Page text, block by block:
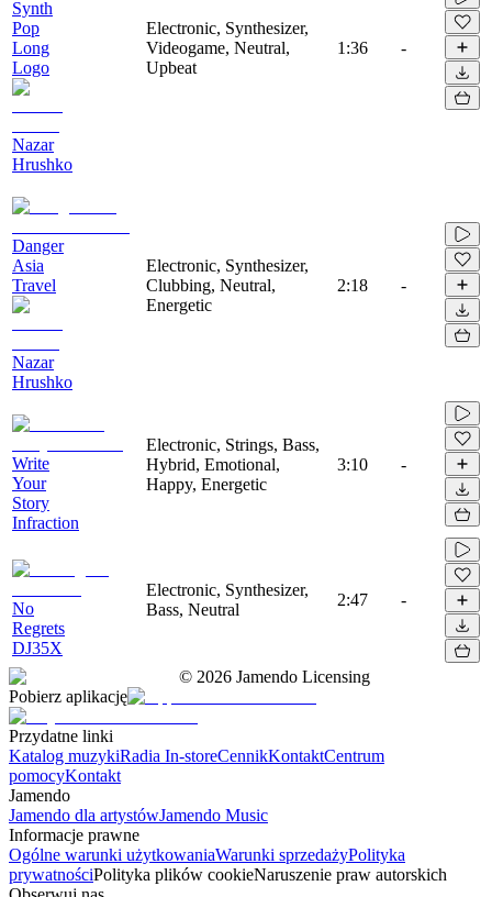
Synth
Pop
Long
Logo
Nazar
Hrushko
Electronic, Synthesizer,
Videogame, Neutral,
Upbeat
1:36 -
Danger
Asia
Travel
Nazar
Hrushko
Electronic, Synthesizer,
Clubbing, Neutral,
Energetic
2:18 -
Write
Your
Story
Infraction
Electronic, Strings, Bass,
Hybrid, Emotional,
Happy, Energetic
3:10 -
No
Regrets
DJ35X
Electronic, Synthesizer,
Bass, Neutral
2:47 -
© 2026 Jamendo Licensing
Pobierz aplikację
Przydatne linki
Katalog muzykiRadia In-storeCennikKontaktCentrum
pomocyKontakt
Jamendo
Jamendo dla artystówJamendo Music
Informacje prawne
Ogólne warunki użytkowaniaWarunki sprzedażyPolityka
prywatnościPolityka plików cookieNaruszenie praw autorskich